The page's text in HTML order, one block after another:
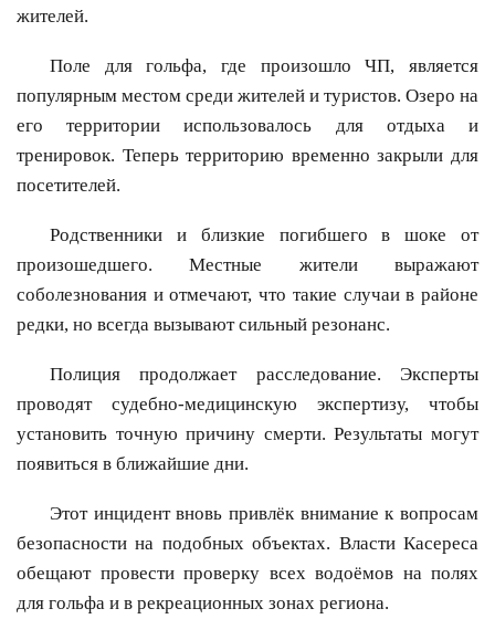
жителей.
Поле для гольфа, где произошло ЧП, является
популярным местом среди жителей и туристов. Озеро на
его территории использовалось для отдыха и
тренировок. Теперь территорию временно закрыли для
посетителей.
Родственники и близкие погибшего в шоке от
произошедшего. Местные жители выражают
соболезнования и отмечают, что такие случаи в районе
редки, но всегда вызывают сильный резонанс.
Полиция продолжает расследование. Эксперты
проводят судебно-медицинскую экспертизу, чтобы
установить точную причину смерти. Результаты могут
появиться в ближайшие дни.
Этот инцидент вновь привлёк внимание к вопросам
безопасности на подобных объектах. Власти Касереса
обещают провести проверку всех водоёмов на полях
для гольфа и в рекреационных зонах региона.